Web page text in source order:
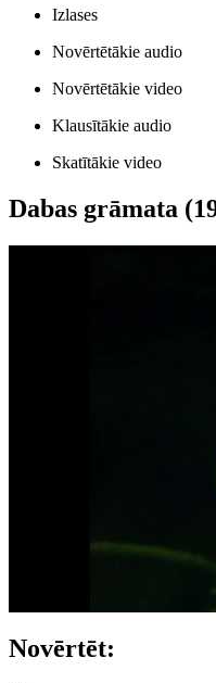
Izlases
Novērtētākie audio
Novērtētākie video
Klausītākie audio
Skatītākie video
Dabas grāmata
Novērtēt: